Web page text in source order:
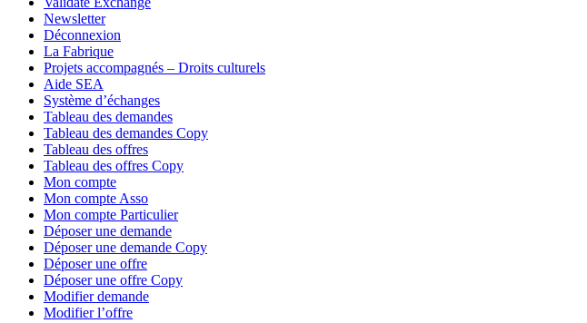
Newsletter
Déconnexion
La Fabrique
Projets accompagnés – Droits culturels
Aide SEA
Système d’échanges
Tableau des demandes
Tableau des demandes Copy
Tableau des offres
Tableau des offres Copy
Mon compte
Mon compte Asso
Mon compte Particulier
Déposer une demande
Déposer une demande Copy
Déposer une offre
Déposer une offre Copy
Modifier demande
Modifier l’offre